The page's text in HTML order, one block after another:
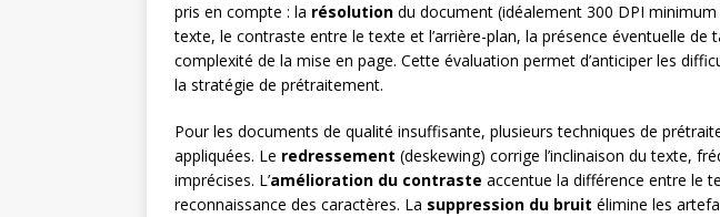
pris en compte : la résolution du document (idéalement 300 DPI minimum
texte, le contraste entre le texte et l’arrière-plan, la présence éventuelle de
complexité de la mise en page. Cette évaluation permet d’anticiper les
la stratégie de prétraitement.
Pour les documents de qualité insuffisante, plusieurs techniques de
appliquées. Le redressement (deskewing) corrige l’inclinaison du texte,
imprécises. L’amélioration du contraste accentue la différence entre le
reconnaissance des caractères. La suppression du bruit élimine les